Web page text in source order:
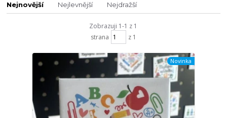
Nejnovější Nejlevnější Nejdražší
Zobrazuji 1-1 z 1
strana
z 1
Novinka